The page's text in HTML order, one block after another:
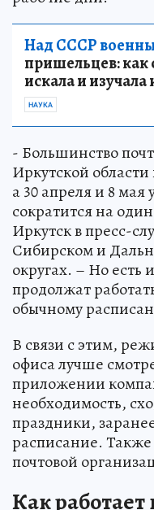
Над СССР
пришельцев: как
искала и
НАУКА
- Большинство
Иркутской области
а 30 апреля и 8
сократится на
Иркутск в пресс-
Сибирском и
округах. – Но есть
продолжат
обычному
В связи с этим,
офиса лучше
приложении
необходимость,
праздники,
расписание. Также
почтовой
Как работает